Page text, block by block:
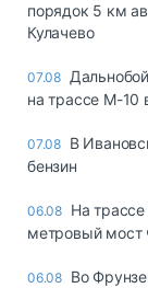
порядок 5 км
Кулачево
07.08
на трассе М-10
07.08 В
бензин
06.08 На
метровый мост
06.08 Во